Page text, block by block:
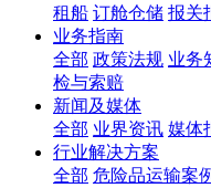
租船 订舱仓储 报关
业务指南
全部 政策法规 业务
检与索赔
新闻及媒体
全部 业界资讯 媒体
行业解决方案
全部 危险品运输案